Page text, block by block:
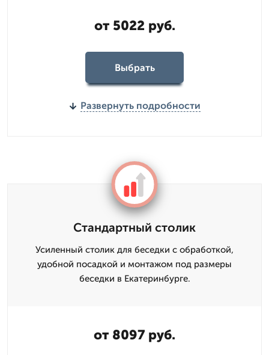
от 5022 руб.
Выбрать
Развернуть подробности
Стандартный столик
Усиленный столик для беседки с обработкой,
удобной посадкой и монтажом под размеры
беседки в Екатеринбурге.
от 8097 руб.